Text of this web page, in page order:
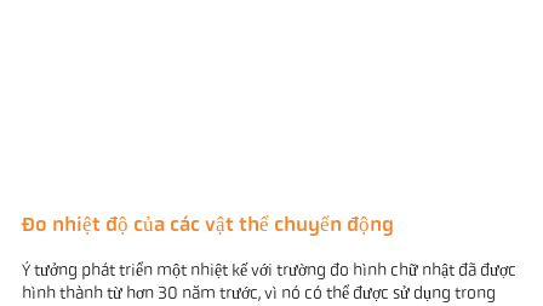
Đo nhiệt độ của các vật thể chuyển động
Ý tưởng phát triển một nhiệt kế với trường đo hình chữ nhật đã được
hình thành từ hơn 30 năm trước, vì nó có thể được sử dụng trong